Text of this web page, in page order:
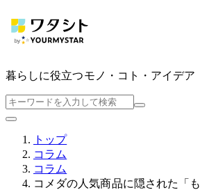
暮らしに役立つモノ・コト・アイデア
トップ
コラム
コラム
コメダの人気商品に隠された「